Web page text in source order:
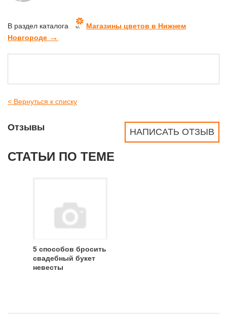
В раздел каталога
Магазины цветов в Нижнем
Новгороде →
< Вернуться к списку
НАПИСАТЬ ОТЗЫВ
Отзывы
СТАТЬИ ПО ТЕМЕ
5 способов бросить
свадебный букет
невесты